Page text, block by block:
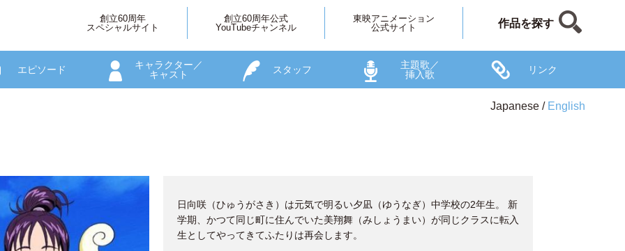
Japanese English
日向咲（ひゅうがさき）は元気で明るい夕凪（ゆうなぎ）中学校の2年生。 新
学期、かつて同じ町に住んでいた美翔舞（みしょうまい）が同じクラスに転入
生としてやってきてふたりは再会します。
創立60周年
スペシャルサイト
創立60周年公式
YouTubeチャンネル
東映アニメーション
公式サイト
作品を探す
エピソード
キャラクター／
キャスト
スタッフ
主題歌／
挿入歌
リンク